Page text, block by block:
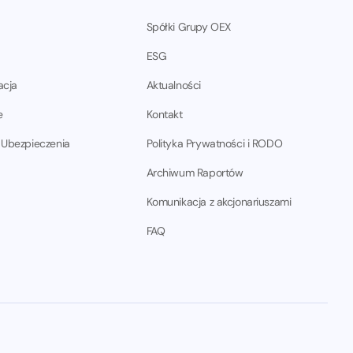
Spółki Grupy OEX
ESG
Aktualności
Kontakt
Polityka Prywatności i RODO
Archiwum Raportów
Komunikacja z akcjonariuszami
FAQ